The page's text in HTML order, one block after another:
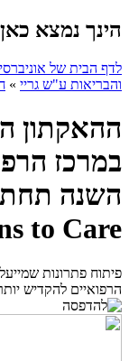
הינך נמצא כאן
לדף הבית של
והבריאות ע"ש גריי »
במרכז
to Care”
פיתוח פתרונות
הרפואיים להקדיש